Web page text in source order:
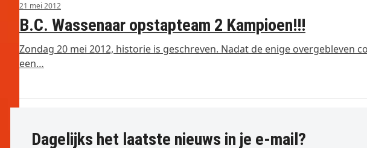
21 mei 2012
B.C. Wassenaar opstapteam 2 Kampioen!!!
Zondag 20 mei 2012, historie is geschreven. Nadat de enige overgebleven
een…
Dagelijks het laatste nieuws in je e-mail?